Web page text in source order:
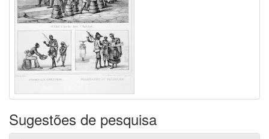
Sugestões de pesquisa